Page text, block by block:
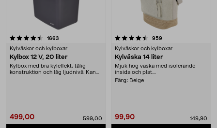
1663
Kylväskor och kylboxar
Kylbox 12 V, 20 liter
Kylbox med bra kyleffekt, tålig
konstruktion och låg ljudnivå. Kan
499,00 599,00
4.5 av 5 stjärnor 959
Kylväskor och kylboxar
Kylväska 14 liter
Mjuk hög väska med isolerande
insida och plat....
Färg: Beige
99,90 149,90